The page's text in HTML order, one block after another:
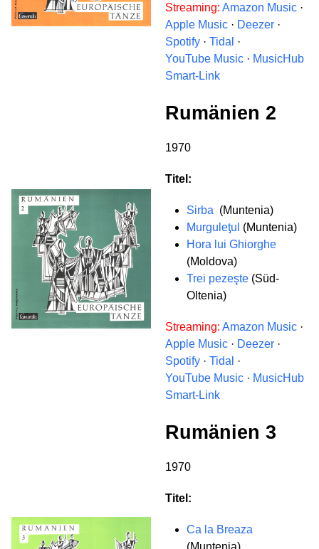
Streaming: Amazon Music ·
Apple Music · Deezer ·
Spotify · Tidal ·
YouTube Music · MusicHub
Smart-Link
Rumänien 2
1970
Titel:
Sirba (Muntenia)
Murguleƫul (Muntenia)
Hora lui Ghiorghe
(Moldova)
Trei pezeşte (Süd-
Oltenia)
Streaming: Amazon Music ·
Apple Music · Deezer ·
Spotify · Tidal ·
YouTube Music · MusicHub
Smart-Link
Rumänien 3
1970
Titel:
Ca la Breaza
(Muntenia)